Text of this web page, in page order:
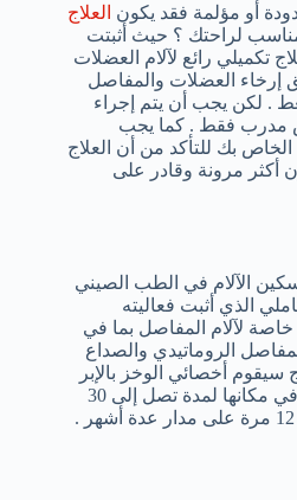
أو مؤلمة فقد يكون العلاج
لراحتك ؟ حيث أثبتت
تكميلي رائع لآلام العضلات
العضلات والمفاصل
. لكن يجب أن يتم إجراء
مدرب فقط . كما يجب
بك للتأكد من أن العلاج
أكثر مرونة وقادر على
الآلام في الطب الصيني
الذي أثبت فعاليته
لآلام المفاصل بما في
الروماتيدي والصداع
سيقوم أخصائي الوخز بالإبر
بإدخال من 4 إلى 10 إبر وتركها في مكانها لمدة تصل إلى 30